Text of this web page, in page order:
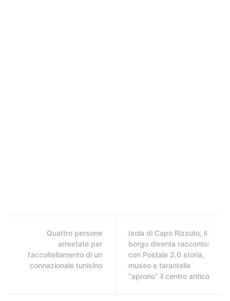
Quattro persone
arrestate per
l'accoltellamento di un
connazionale tunisino
Isola di Capo Rizzuto, il
borgo diventa racconto:
con Postale 2.0 storia,
museo e tarantella
“aprono” il centro antico